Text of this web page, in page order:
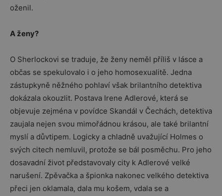
oženil.
A ženy?
O Sherlockovi se traduje, že ženy neměl příliš v lásce a
občas se spekulovalo i o jeho homosexualitě. Jedna
zástupkyně něžného pohlaví však brilantního detektiva
dokázala okouzlit. Postava Irene Adlerové, která se
objevuje zejména v povídce Skandál v Čechách, detektiva
zaujala nejen svou mimořádnou krásou, ale také brilantní
myslí a důvtipem. Logicky a chladně uvažující Holmes o
svých citech nemluvil, protože se bál posměchu. Pro jeho
dosavadní život představovaly city k Adlerové velké
narušení. Zpěvačka a špionka nakonec velkého detektiva
přeci jen oklamala, dala mu košem, vdala se a